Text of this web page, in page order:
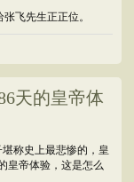
飞先生正正位。
天的皇帝体
称史上最悲惨的，皇
皇帝体验，这是怎么